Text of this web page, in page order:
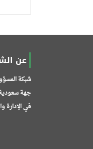
عن
شبكة
جهة
في الإدارة